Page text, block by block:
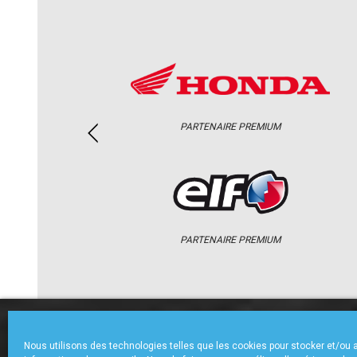
Nous utilisons des technologies telles que les cookies pour stocker et/ou
PARTENAIRE PREMIUM
PARTENAIRE PREMIUM
ACCUEIL CHAMPIONNAT